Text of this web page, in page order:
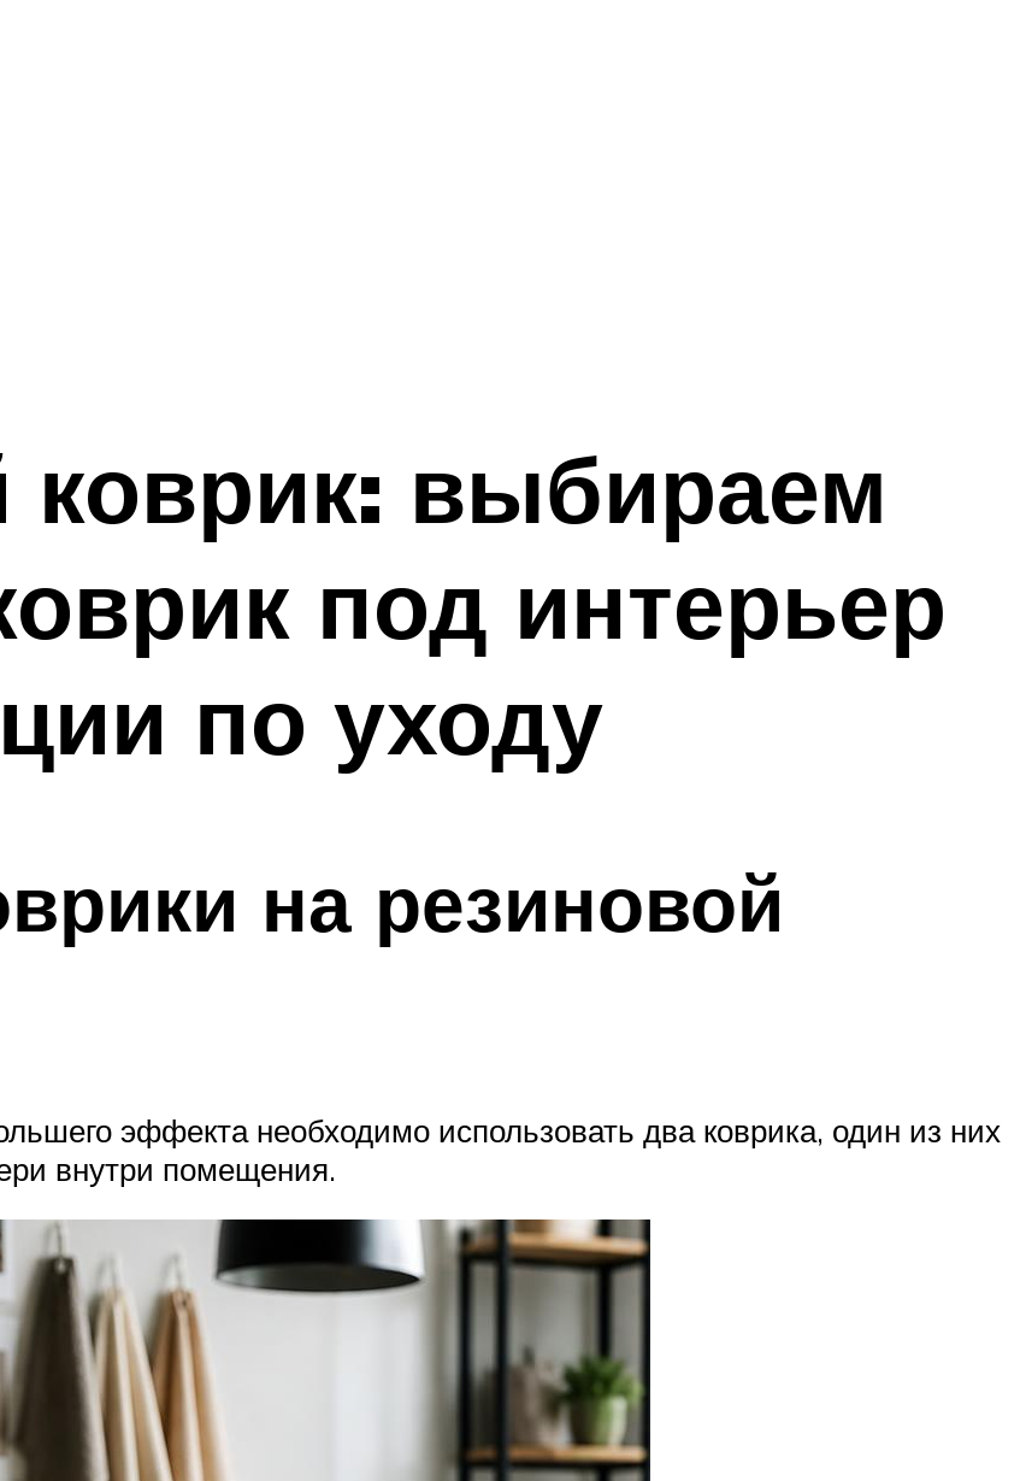
выбираем
под интерьер
по уходу
на резиновой
эффекта необходимо использовать два коврика, один из них
внутри помещения.